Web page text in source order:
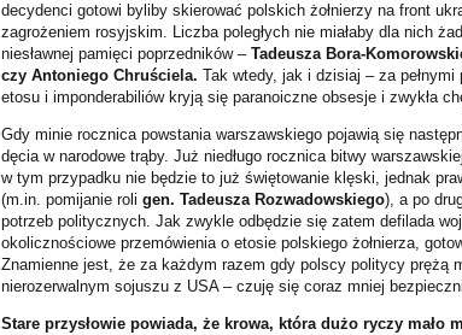
decydenci gotowi byliby skierować polskich żołnierzy na front
zagrożeniem rosyjskim. Liczba poległych nie miałaby dla nich
niesławnej pamięci poprzedników – Tadeusza Bora-
czy Antoniego Chruściela. Tak wtedy, jak i dzisiaj – za pełnymi
etosu i imponderabiliów kryją się paranoiczne obsesje i zwykła
Gdy minie rocznica powstania warszawskiego pojawią się
dęcia w narodowe trąby. Już niedługo rocznica bitwy
w tym przypadku nie będzie to już świętowanie klęski, jednak
(m.in. pomijanie roli gen. Tadeusza Rozwadowskiego), a po
potrzeb politycznych. Jak zwykle odbędzie się zatem defilada
okolicznościowe przemówienia o etosie polskiego żołnierza,
Znamienne jest, że za każdym razem gdy polscy politycy prężą
nierozerwalnym sojuszu z USA – czuję się coraz mniej
Stare przysłowie powiada, że krowa, która dużo ryczy